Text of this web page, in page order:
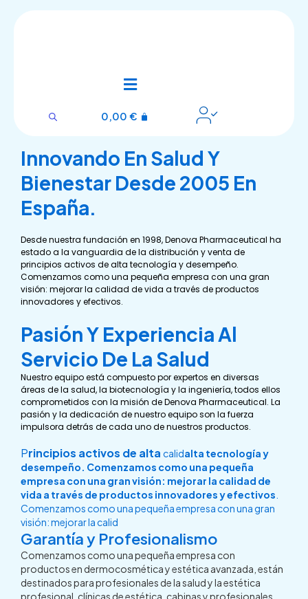
0,00€
Sobre Nosotros
Innovando En Salud Y
Bienestar Desde 2005 En
España.
Desde nuestra fundación en 1998, Denova Pharmaceutical ha
estado a la vanguardia de la distribución y venta de
principios activos de alta tecnología y desempeño.
Comenzamos como una pequeña empresa con una gran
visión: mejorar la calidad de vida a través de productos
innovadores y efectivos.
Pasión Y Experiencia Al
Servicio De La Salud
Nuestro equipo está compuesto por expertos en diversas
áreas de la salud, la biotecnología y la ingeniería, todos ellos
comprometidos con la misión de Denova Pharmaceutical. La
pasión y la dedicación de nuestro equipo son la fuerza
impulsora detrás de cada uno de nuestros productos.
Principios activos de alta calidalta tecnología y
desempeño. Comenzamos como una pequeña
empresa con una gran visión: mejorar la calidad de
vida a través de productos innovadores y efectivos
Comenzamos como una pequeña empresa con una gran
visión: mejorar la calid
Garantía y Profesionalismo
Comenzamos como una pequeña empresa con
productos en dermocosmética y estética avanzada, están
destinados para profesionales de la salud y la estética
profesional, clínicas de estética, cabinas y profesionales